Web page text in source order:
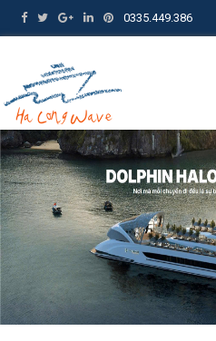
0335.449.386